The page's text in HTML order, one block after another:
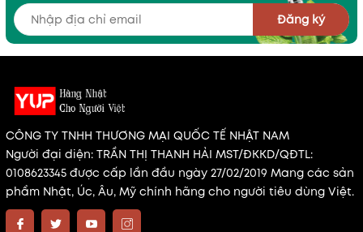
Đăng ký
CÔNG TY TNHH THƯƠNG MẠI QUỐC TẾ NHẬT NAM
Người đại diện: TRẦN THỊ THANH HẢI MST/ĐKKD/QĐTL:
0108623345 được cấp lần đầu ngày 27/02/2019 Mang các sản
phẩm Nhật, Úc, Âu, Mỹ chính hãng cho người tiêu dùng Việt.